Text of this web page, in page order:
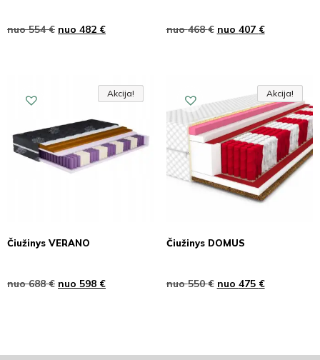
nuo554€ nuo 482 € nuo468€ nuo 407 €
Akcija!
Akcija
Akcija!
Čiužinys VERANO
nuo688€ nuo 598 €
Akcija!
Akcija
Akcija!
Čiužinys DOMUS
nuo550€ nuo 475 €